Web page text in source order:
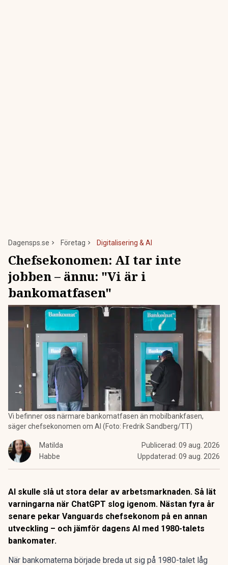
Dagensps.se Företag Digitalisering & AI
Chefsekonomen: AI tar inte
jobben – ännu: "Vi är i
bankomatfasen"
Vi befinner oss närmare bankomatfasen än mobilbankfasen,
säger chefsekonomen om AI (Foto: Fredrik Sandberg/TT)
Matilda
Habbe
Publicerad: 09 aug. 2026
Uppdaterad: 09 aug. 2026
AI skulle slå ut stora delar av arbetsmarknaden. Så lät
varningarna när ChatGPT slog igenom. Nästan fyra år
senare pekar Vanguards chefsekonom på en annan
utveckling – och jämför dagens AI med 1980-talets
bankomater.
När bankomaterna började breda ut sig på 1980-talet låg